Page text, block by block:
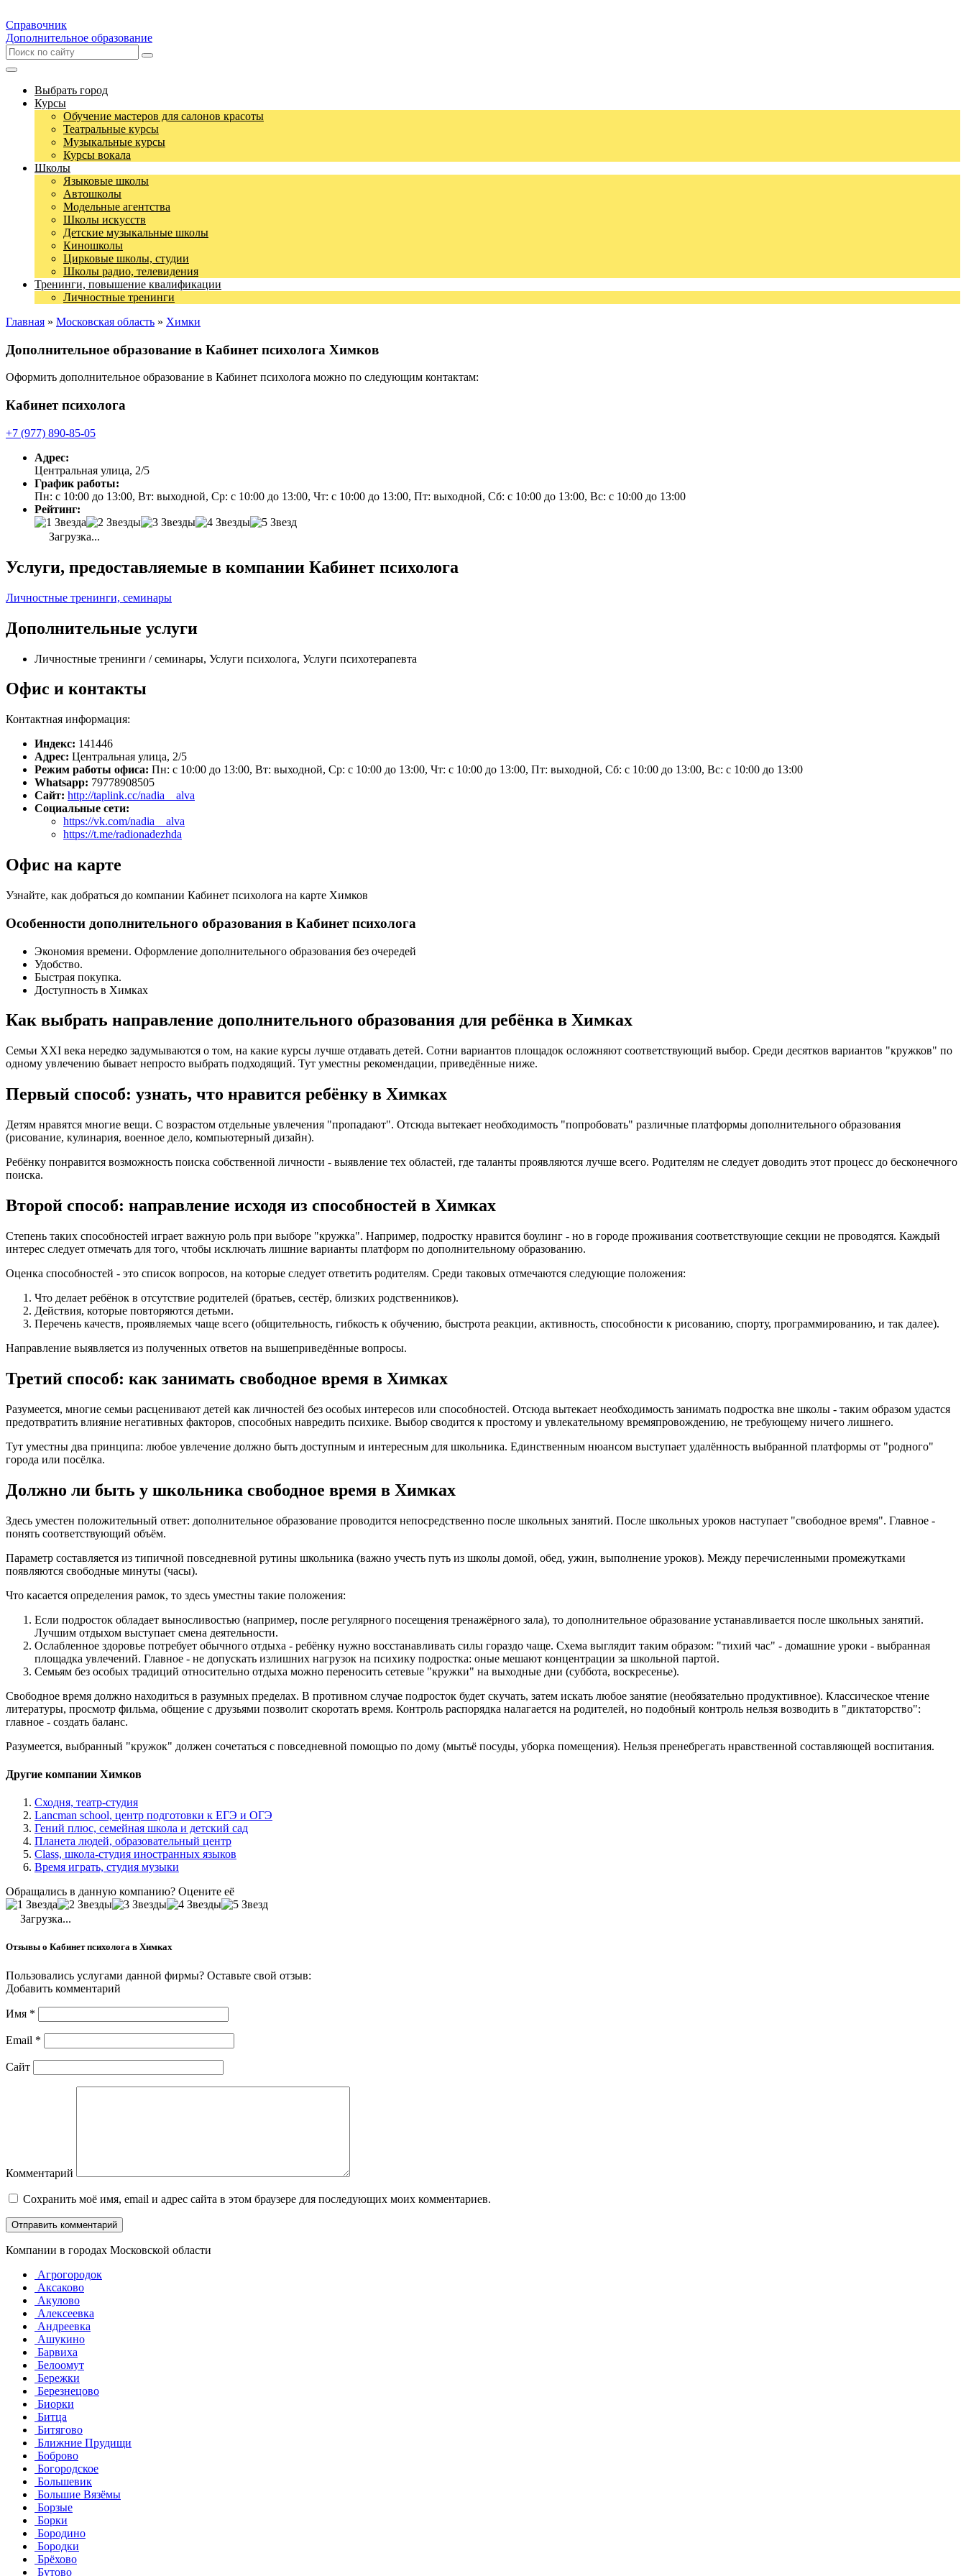
Справочник
Дополнительное образование
Выбрать город
Курсы
Обучение мастеров для салонов красоты
Театральные курсы
Музыкальные курсы
Курсы вокала
Школы
Языковые школы
Автошколы
Модельные агентства
Школы искусств
Детские музыкальные школы
Киношколы
Цирковые школы, студии
Школы радио, телевидения
Тренинги, повышение квалификации
Личностные тренинги
Главная » Московская область » Химки
Дополнительное образование в Кабинет психолога Химков
Оформить дополнительное образование в Кабинет психолога можно по следующим контактам:
Кабинет психолога
+7 (977) 890-85-05
Адрес:
Центральная улица, 2/5
График работы:
Пн: с 10:00 до 13:00, Вт: выходной, Ср: с 10:00 до 13:00, Чт: с 10:00 до 13:00, Пт: выходной, Сб: с 10:00 до 13:00, Вс: с 10:00 до 13:00
Рейтинг:
Загрузка...
Услуги, предоставляемые в компании Кабинет психолога
Личностные тренинги, семинары
Дополнительные услуги
Личностные тренинги / семинары, Услуги психолога, Услуги психотерапевта
Офис и контакты
Контактная информация:
Индекс: 141446
Адрес: Центральная улица, 2/5
Режим работы офиса: Пн: с 10:00 до 13:00, Вт: выходной, Ср: с 10:00 до 13:00, Чт: с 10:00 до 13:00, Пт: выходной, Сб: с 10:00 до 13:00, Вс: с 10:00 до 13:00
Whatsapp: 79778908505
Сайт: http://taplink.cc/nadia__alva
Социальные сети:
https://vk.com/nadia__alva
https://t.me/radionadezhda
Офис на карте
Узнайте, как добраться до компании Кабинет психолога на карте Химков
Особенности дополнительного образования в Кабинет психолога
Экономия времени. Оформление дополнительного образования без очередей
Удобство.
Быстрая покупка.
Доступность в Химках
Как выбрать направление дополнительного образования для ребёнка в Химках
Семьи XXI века нередко задумываются о том, на какие курсы лучше отдавать детей. Сотни вариантов площадок осложняют соответствующий выбор. Среди десятков вариантов "кружков" по
одному увлечению бывает непросто выбрать подходящий. Тут уместны рекомендации, приведённые ниже.
Первый способ: узнать, что нравится ребёнку в Химках
Детям нравятся многие вещи. С возрастом отдельные увлечения "пропадают". Отсюда вытекает необходимость "попробовать" различные платформы дополнительного образования
(рисование, кулинария, военное дело, компьютерный дизайн).
Ребёнку понравится возможность поиска собственной личности - выявление тех областей, где таланты проявляются лучше всего. Родителям не следует доводить этот процесс до бесконечного
поиска.
Второй способ: направление исходя из способностей в Химках
Степень таких способностей играет важную роль при выборе "кружка". Например, подростку нравится боулинг - но в городе проживания соответствующие секции не проводятся. Каждый
интерес следует отмечать для того, чтобы исключать лишние варианты платформ по дополнительному образованию.
Оценка способностей - это список вопросов, на которые следует ответить родителям. Среди таковых отмечаются следующие положения:
Что делает ребёнок в отсутствие родителей (братьев, сестёр, близких родственников).
Действия, которые повторяются детьми.
Перечень качеств, проявляемых чаще всего (общительность, гибкость к обучению, быстрота реакции, активность, способности к рисованию, спорту, программированию, и так далее).
Направление выявляется из полученных ответов на вышеприведённые вопросы.
Третий способ: как занимать свободное время в Химках
Разумеется, многие семьи расценивают детей как личностей без особых интересов или способностей. Отсюда вытекает необходимость занимать подростка вне школы - таким образом удастся
предотвратить влияние негативных факторов, способных навредить психике. Выбор сводится к простому и увлекательному времяпровождению, не требующему ничего лишнего.
Тут уместны два принципа: любое увлечение должно быть доступным и интересным для школьника. Единственным нюансом выступает удалённость выбранной платформы от "родного"
города или посёлка.
Должно ли быть у школьника свободное время в Химках
Здесь уместен положительный ответ: дополнительное образование проводится непосредственно после школьных занятий. После школьных уроков наступает "свободное время". Главное -
понять соответствующий объём.
Параметр составляется из типичной повседневной рутины школьника (важно учесть путь из школы домой, обед, ужин, выполнение уроков). Между перечисленными промежутками
появляются свободные минуты (часы).
Что касается определения рамок, то здесь уместны такие положения:
Если подросток обладает выносливостью (например, после регулярного посещения тренажёрного зала), то дополнительное образование устанавливается после школьных занятий.
Лучшим отдыхом выступает смена деятельности.
Ослабленное здоровье потребует обычного отдыха - ребёнку нужно восстанавливать силы гораздо чаще. Схема выглядит таким образом: "тихий час" - домашние уроки - выбранная
площадка увлечений. Главное - не допускать излишних нагрузок на психику подростка: оные мешают концентрации за школьной партой.
Семьям без особых традиций относительно отдыха можно переносить сетевые "кружки" на выходные дни (суббота, воскресенье).
Свободное время должно находиться в разумных пределах. В противном случае подросток будет скучать, затем искать любое занятие (необязательно продуктивное). Классическое чтение
литературы, просмотр фильма, общение с друзьями позволит скоротать время. Контроль распорядка налагается на родителей, но подобный контроль нельзя возводить в "диктаторство":
главное - создать баланс.
Разумеется, выбранный "кружок" должен сочетаться с повседневной помощью по дому (мытьё посуды, уборка помещения). Нельзя пренебрегать нравственной составляющей воспитания.
Другие компании Химков
Сходня, театр-студия
Lancman school, центр подготовки к ЕГЭ и ОГЭ
Гений плюс, семейная школа и детский сад
Планета людей, образовательный центр
Class, школа-студия иностранных языков
Время играть, студия музыки
Обращались в данную компанию? Оцените её
Загрузка...
Отзывы о Кабинет психолога в Химках
Пользовались услугами данной фирмы? Оставьте свой отзыв:
Добавить комментарий
Имя *
Email *
Сайт
Комментарий
Сохранить моё имя, email и адрес сайта в этом браузере для последующих моих комментариев.
Компании в городах Московской области
Агрогородок
Аксаково
Акулово
Алексеевка
Андреевка
Ашукино
Барвиха
Белоомут
Бережки
Березнецово
Биорки
Битца
Битягово
Ближние Прудищи
Боброво
Богородское
Большевик
Большие Вязёмы
Борзые
Борки
Бородино
Бородки
Брёхово
Бутово